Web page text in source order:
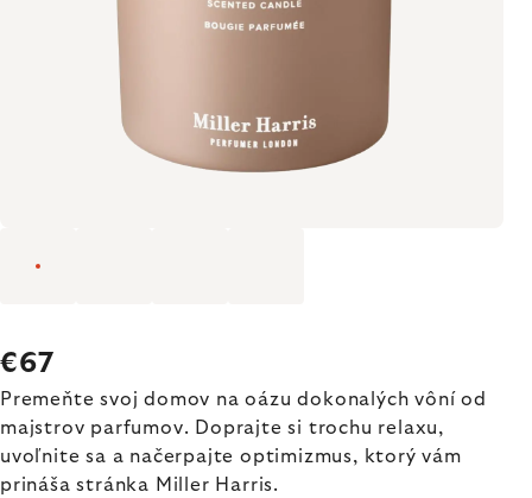
€67
Premeňte svoj domov na oázu dokonalých vôní od
majstrov parfumov. Doprajte si trochu relaxu,
uvoľnite sa a načerpajte optimizmus, ktorý vám
prináša stránka Miller Harris.